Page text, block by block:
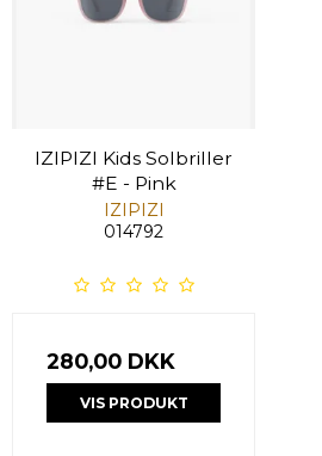
IZIPIZI Kids Solbriller
#E - Pink
IZIPIZI
014792
280,00 DKK
VIS PRODUKT